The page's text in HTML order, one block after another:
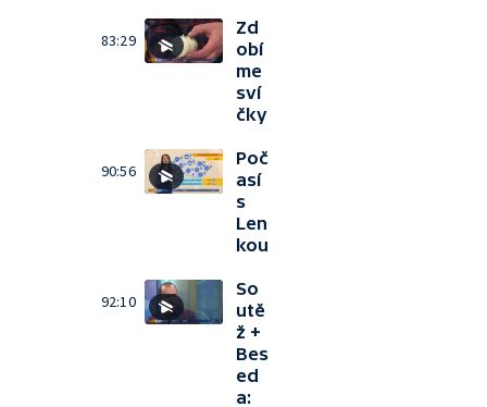
83:29
Zd
obí
me
sví
čky
90:56
Poč
así
s
Len
kou
92:10
So
utě
ž +
Bes
ed
a: